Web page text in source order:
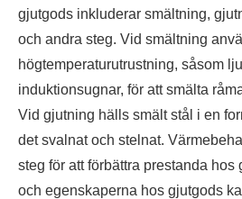
gjutgods inkluderar smältning,
och andra steg. Vid smältning
högtemperaturutrustning, såsom
induktionsugnar, för att smälta
Vid gjutning hälls smält stål i en
det svalnat och stelnat.
steg för att förbättra prestanda hos
och egenskaperna hos gjutgods